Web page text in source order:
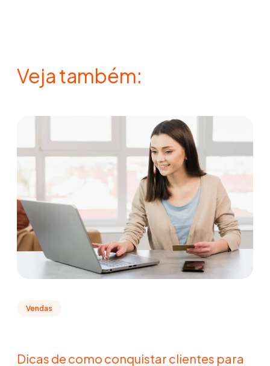
Veja também:
Vendas
Dicas de como conquistar clientes para